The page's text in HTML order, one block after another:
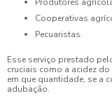
Cooperativas
Pecuaristas.
Esse serviço prestado
cruciais como a acidez
em que quantidade, se a
adubação.